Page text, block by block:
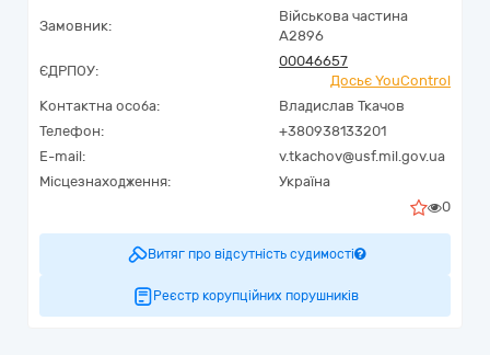
Замовник:
Військова частина
А2896
ЄДРПОУ:
00046657
Досьє YouControl
Контактна особа:
Владислав Ткачов
Телефон:
+380938133201
E-mail:
v.tkachov@usf.mil.gov.ua
Місцезнаходження:
Україна
0
Витяг про відсутність судимості
Реєстр корупційних порушників